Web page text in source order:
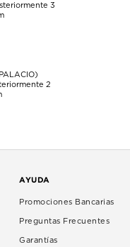
3
2
AYUDA
Promociones Bancarias
Preguntas Frecuentes
Garantías